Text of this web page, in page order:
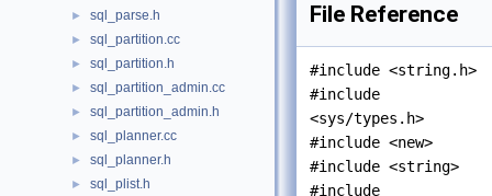
► sql_parse.h
► sql_partition.cc
► sql_partition.h
► sql_partition_admin.cc
► sql_partition_admin.h
► sql_planner.cc
► sql_planner.h
► sql_plist.h
File Reference
#include <string.h>
#include
<sys/types.h>
#include <new>
#include <string>
#include